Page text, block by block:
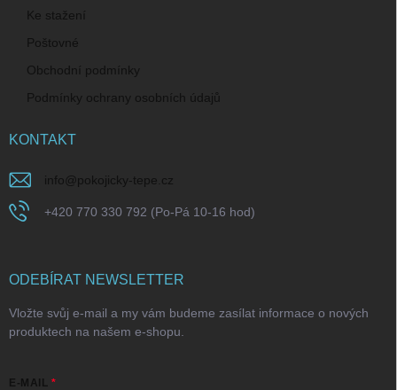
Ke stažení
Poštovné
Obchodní podmínky
Podmínky ochrany osobních údajů
KONTAKT
info @pokojicky-tepe.cz
+420 770 330 792 (Po-Pá 10-16 hod)
ODEBÍRAT NEWSLETTER
Vložte svůj e-mail a my vám budeme zasílat informace o nových
produktech na našem e-shopu.
E-MAIL